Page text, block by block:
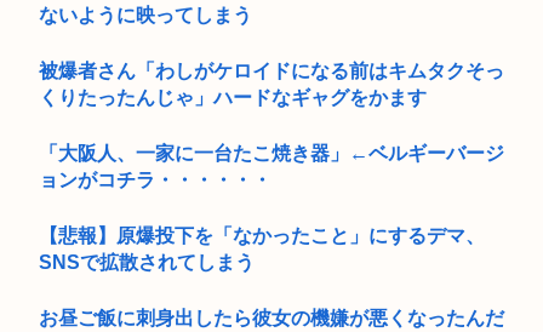
ないように映ってしまう
被爆者さん「わしがケロイドになる前はキムタクそっ
くりたったんじゃ」ハードなギャグをかます
「大阪人、一家に一台たこ焼き器」←ベルギーバージ
ョンがコチラ・・・・・・
【悲報】原爆投下を「なかったこと」にするデマ、
SNSで拡散されてしまう
お昼ご飯に刺身出したら彼女の機嫌が悪くなったんだ